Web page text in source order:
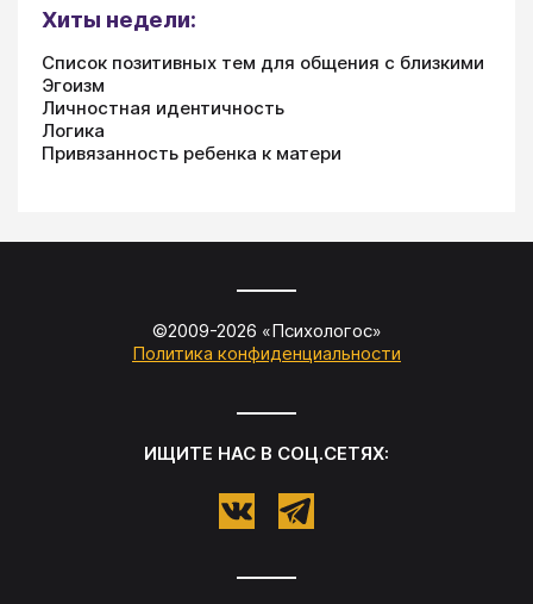
Хиты недели:
Список позитивных тем для общения с близкими
Эгоизм
Личностная идентичность
Логика
Привязанность ребенка к матери
©2009-2026 «Психологос»
Политика конфиденциальности
ИЩИТЕ НАС В СОЦ.СЕТЯХ: